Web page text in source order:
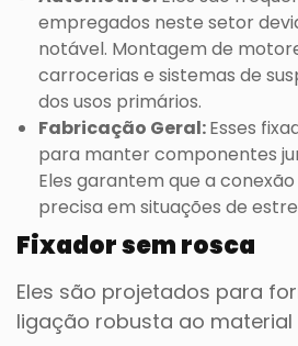
empregados neste setor
notável. Montagem de
carrocerias e sistemas de
dos usos primários.
Fabricação Geral:Esses
para manter componentes
Eles garantem que a
precisa em situações de
Fixador sem rosca
Eles são projetados para
ligação robusta ao material